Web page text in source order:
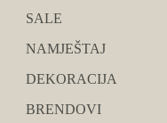
SALE
NAMJEŠTAJ
DEKORACIJA
BRENDOVI